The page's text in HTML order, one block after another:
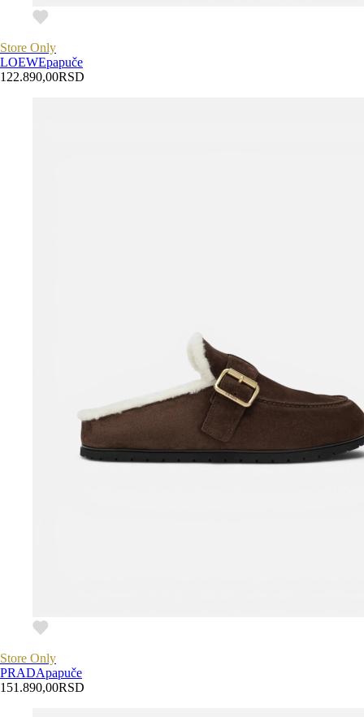
Store Only
LOEWEpapuče
122.890,00RSD
Store Only
PRADApapuče
151.890,00RSD